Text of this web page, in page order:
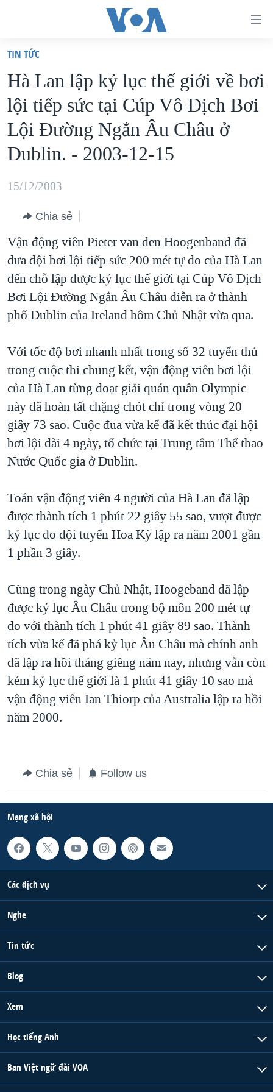
truy
cập
Tới
nội
dung
chính
Tới
hướng
chính
Đi
tới
"Tìm"
VIỆT NAM
HOA KỲ
BIỂN ĐÔNG
THẾ GIỚI
MỤC
TỰ DO BÁO CHÍ
VẠCH TRẦN TIN GIẢ
NGƯỜI VIỆT HẢI NGOẠI
ĐỜI SỐNG
KHOA HỌC
SỨC KHOẺ
VĂN HOÁ
GIÁO DỤC
CHUYÊN ĐỀ
CHIẾN TRANH THƯƠNG MẠI CỦA MỸ: QUÁ KHỨ VÀ HIỆN
TẠI
HÀNH TRÌNH BẦU CỬ 2024
MỘT NĂM CHIẾN TRANH TẠI DẢI GAZA
NGÀY TỊ NẠN THẾ GIỚI
TRỊNH VĨNH BÌNH - NGƯỜI HẠ 'BÊN THẮNG CUỘC'
GROUND ZERO – XƯA VÀ NAY
CHI PHÍ CHIẾN TRANH AFGHANISTAN
CÁC GIÁ TRỊ CỘNG HÒA Ở VIỆT NAM
TRỊNH VĨNH BÌNH VS. CHÍNH PHỦ VIỆT NAM
NGƯ DÂN VIỆT VÀ LÀN SÓNG TRỘM HẢI SÂM
BÊN KIA QUỐC LỘ: TIẾNG VỌNG TỪ NÔNG THÔN MỸ
QUAN HỆ VIỆT MỸ
HỌC TIẾNG ANH
VIDEO
NGHE
Ngôn ngữ khác
TIN TỨC
Hà Lan lập kỷ lục thế giới về bơi
lội tiếp sức tại Cúp Vô Địch Bơi
Lội Đường Ngắn Âu Châu ở
Dublin. - 2003-12-15
15/12/2003
Chia sẻ
Vận động viên Pieter van den Hoogenband đã
đưa đội bơi lội tiếp sức 200 mét tự do của Hà Lan
đến chỗ lập được kỷ lục thế giới tại Cúp Vô Địch
Bơi Lội Đường Ngắn Âu Châu diễn ra ở thành
phố Dublin của Ireland hôm Chủ Nhật vừa qua.
Với tốc độ bơi nhanh nhất trong số 32 tuyển thủ
trong cuộc thi chung kết, vận động viên bơi lội
của Hà Lan từng đoạt giải quán quân Olympic
này đã hoàn tất chặng chót chỉ trong vòng 20
giây 73 sao. Cuộc đua vừa kể đã kết thúc đại hội
bơi lội dài 4 ngày, tổ chức tại Trung tâm Thể thao
Nước Quốc gia ở Dublin.
Toán vận động viên 4 người của Hà Lan đã lập
được thành tích 1 phút 22 giây 55 sao, vượt được
kỷ lục do đội tuyển Hoa Kỳ lập ra năm 2001 gần
1 phần 3 giây.
Cũng trong ngày Chủ Nhật, Hoogeband đã lập
được kỷ lục Âu Châu trong bộ môn 200 mét tự
do với thành tích 1 phút 41 giây 89 sao. Thành
tích vừa kể đã phá kỷ lục Âu Châu mà chính anh
đã lập ra hồi tháng giêng năm nay, nhưng vẫn còn
kém kỷ lục thế giới là 1 phút 41 giây 10 sao mà
vận động viên Ian Thiorp của Australia lập ra hồi
năm 2000.
Chia sẻ Follow us
Mạng xã hội
Các dịch vụ
Nghe
Tin tức
Blog
Xem
Học tiếng Anh
Ban Việt ngữ đài VOA